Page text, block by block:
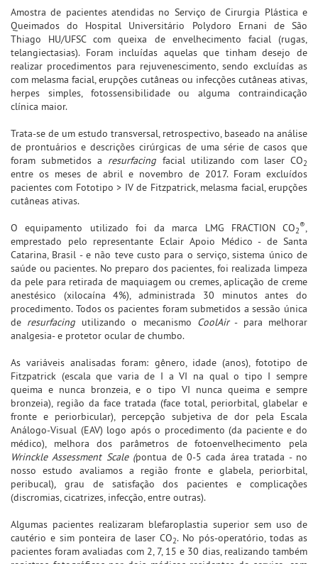
Amostra de pacientes atendidas no Serviço de Cirurgia Plástica e
Queimados do Hospital Universitário Polydoro Ernani de São
Thiago HU/UFSC com queixa de envelhecimento facial (rugas,
telangiectasias). Foram incluídas aquelas que tinham desejo de
realizar procedimentos para rejuvenescimento, sendo excluídas as
com melasma facial, erupções cutâneas ou infecções cutâneas ativas,
herpes simples, fotossensibilidade ou alguma contraindicação
clínica maior.
Trata-se de um estudo transversal, retrospectivo, baseado na análise
de prontuários e descrições cirúrgicas de uma série de casos que
foram submetidos a resurfacing facial utilizando com laser CO2
entre os meses de abril e novembro de 2017. Foram excluídos
pacientes com Fototipo > IV de Fitzpatrick, melasma facial, erupções
cutâneas ativas.
O equipamento utilizado foi da marca LMG FRACTION CO2
®,
emprestado pelo representante Eclair Apoio Médico - de Santa
Catarina, Brasil - e não teve custo para o serviço, sistema único de
saúde ou pacientes. No preparo dos pacientes, foi realizada limpeza
da pele para retirada de maquiagem ou cremes, aplicação de creme
anestésico (xilocaína 4%), administrada 30 minutos antes do
procedimento. Todos os pacientes foram submetidos a sessão única
de resurfacing utilizando o mecanismo CoolAir- para melhorar
analgesia- e protetor ocular de chumbo.
As variáveis analisadas foram: gênero, idade (anos), fototipo de
Fitzpatrick (escala que varia de I a VI na qual o tipo I sempre
queima e nunca bronzeia, e o tipo VI nunca queima e sempre
bronzeia), região da face tratada (face total, periorbital, glabelar e
fronte e periorbicular), percepção subjetiva de dor pela Escala
Análogo-Visual (EAV) logo após o procedimento (da paciente e do
médico), melhora dos parâmetros de fotoenvelhecimento pela
Wrinckle Assessment Scale (pontua de 0-5 cada área tratada - no
nosso estudo avaliamos a região fronte e glabela, periorbital,
peribucal), grau de satisfação dos pacientes e complicações
(discromias, cicatrizes, infecção, entre outras).
Algumas pacientes realizaram blefaroplastia superior sem uso de
cautério e sim ponteira de laser CO2. No pós-operatório, todas as
pacientes foram avaliadas com 2, 7, 15 e 30 dias, realizando também